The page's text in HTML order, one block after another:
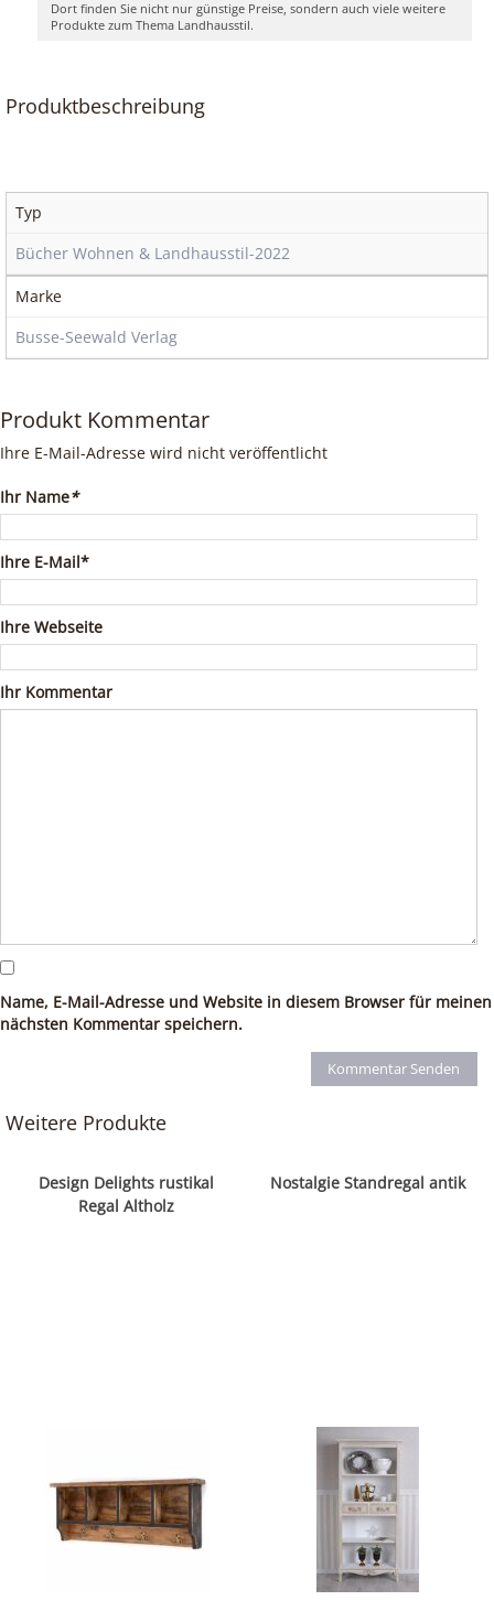
Dort finden Sie nicht nur günstige Preise, sondern auch viele weitere
Produkte zum Thema Landhausstil.
Produktbeschreibung
Typ
Bücher Wohnen & Landhausstil-2022
Marke
Busse-Seewald Verlag
Produkt Kommentar
Ihre E-Mail-Adresse wird nicht veröffentlicht
Ihr Name*
Ihre E-Mail*
Ihre Webseite
Ihr Kommentar
Name, E-Mail-Adresse und Website in diesem Browser für meinen
nächsten Kommentar speichern.
Weitere Produkte
Design Delights rustikal
Regal Altholz
Nostalgie Standregal antik